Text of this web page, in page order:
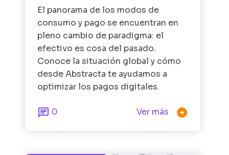
El panorama de los modos de
consumo y pago se encuentran en
pleno cambio de paradigma: el
efectivo es cosa del pasado.
Conoce la situación global y cómo
desde Abstracta te ayudamos a
optimizar los pagos digitales.
 0 Ver más 